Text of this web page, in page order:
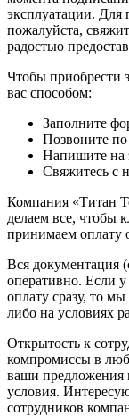
эксплуатации. Для
пожалуйста,
радостью
Чтобы приобрести
вас способом:
Заполните
Позвоните
Напишите на
Свяжитесь с
Компания «Титан
делаем все, чтобы
принимаем оплату
Вся документация
оперативно. Если
оплату сразу, то
либо на условиях
Открытость к
компромиссы в
ваши предложения
условия.
сотрудников